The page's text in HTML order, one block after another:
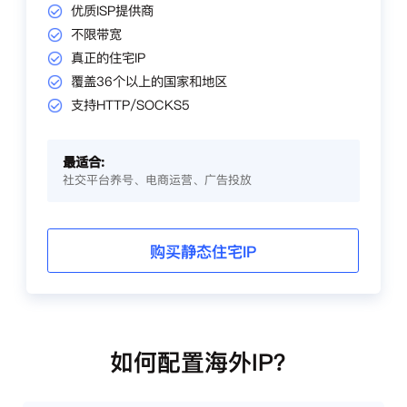
优质ISP提供商
不限带宽
真正的住宅IP
覆盖36个以上的国家和地区
支持HTTP/SOCKS5
最适合:
社交平台养号、电商运营、广告投放
购买静态住宅IP
如何配置海外IP？